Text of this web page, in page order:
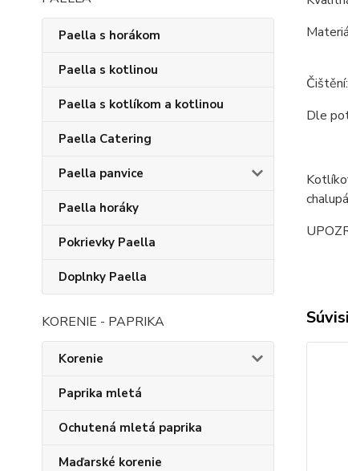
Paella s horákom
Paella s kotlinou
Paella s kotlíkom a kotlinou
Paella Catering
Paella panvice
Paella horáky
Pokrievky Paella
Doplnky Paella
KORENIE - PAPRIKA
Korenie
Paprika mletá
Ochutená mletá paprika
Maďarské korenie
Dle